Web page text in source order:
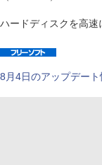
ハードディスクを高速
8月4日のアップデー